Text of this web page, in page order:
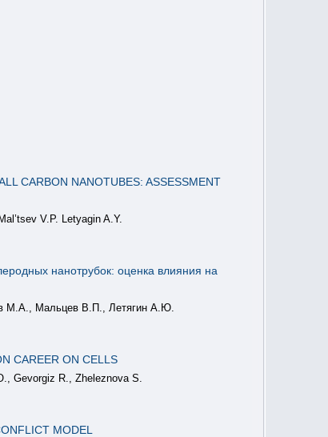
CARBON NANOTUBES: ASSESSMENT
V.P. Letyagin A.Y.
нанотрубок: оценка влияния на
М.А., Мальцев В.П., Летягин А.Ю.
CAREER ON CELLS
Gevorgiz R., Zheleznova S.
MODEL